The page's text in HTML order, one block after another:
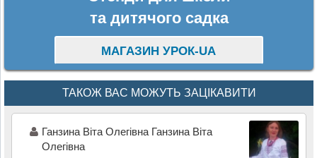
та дитячого садка
МАГАЗИН УРОК-UA
ТАКОЖ ВАС МОЖУТЬ ЗАЦІКАВИТИ
Ганзина Віта Олегівна Ганзина Віта
Олегівна